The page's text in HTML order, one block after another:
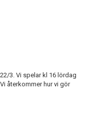
3. Vi spelar kl 16 lördag
återkommer hur vi gör